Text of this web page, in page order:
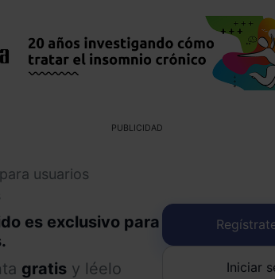
PUBLICIDAD
usuarios
es exclusivo para
gratis y léelo
Iniciar